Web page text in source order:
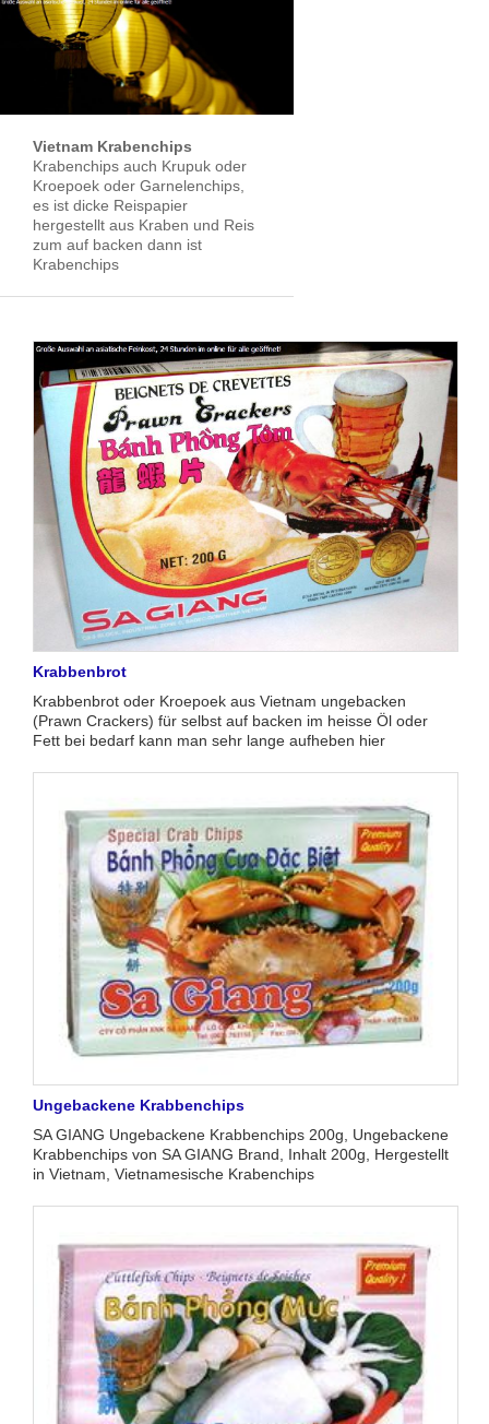
Vietnam Krabenchips
Krabenchips auch Krupuk oder
Kroepoek oder Garnelenchips,
es ist dicke Reispapier
hergestellt aus Kraben und Reis
zum auf backen dann ist
Krabenchips
Krabbenbrot
Krabbenbrot oder Kroepoek aus Vietnam ungebacken
(Prawn Crackers) für selbst auf backen im heisse Öl oder
Fett bei bedarf kann man sehr lange aufheben hier
Ungebackene Krabbenchips
SA GIANG Ungebackene Krabbenchips 200g, Ungebackene
Krabbenchips von SA GIANG Brand, Inhalt 200g, Hergestellt
in Vietnam, Vietnamesische Krabenchips